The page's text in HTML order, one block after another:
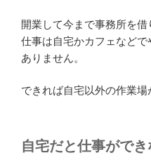
開業して今まで事務所を借
仕事は自宅かカフェなど
ありません。
できれば自宅以外の作業場
自宅だと仕事ができ